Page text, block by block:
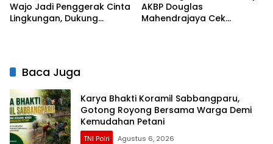
Wajo Jadi Penggerak Cinta
Lingkungan, Dukung
AKBP Douglas
Mahendrajaya Cek
Baca Juga
Karya Bhakti Koramil Sabbangparu,
Gotong Royong Bersama Warga Demi
Kemudahan Petani
TNI Polri Agustus 6, 2026